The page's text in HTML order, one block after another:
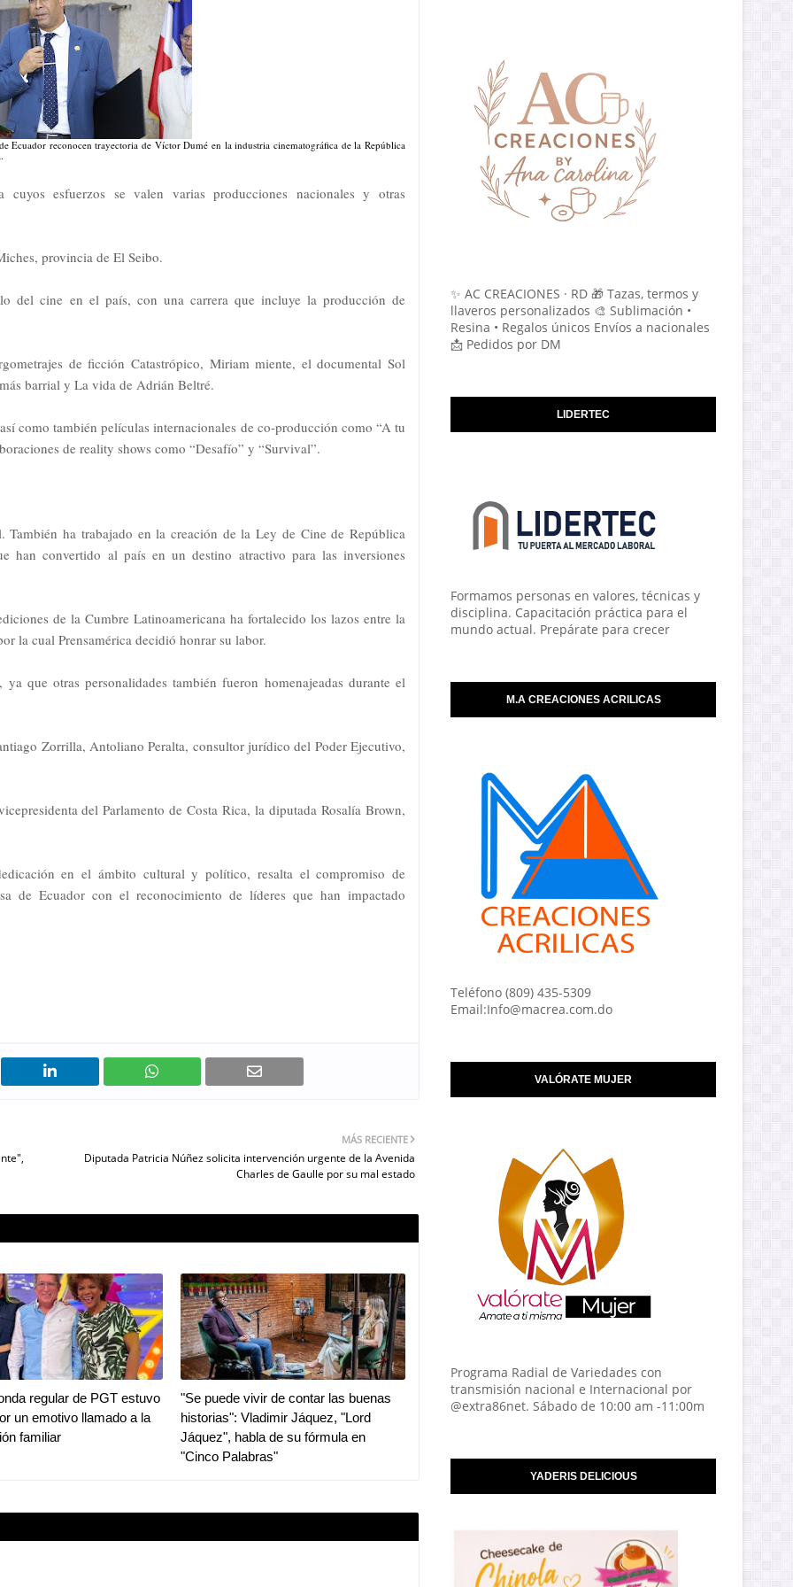
Ecuador reconocen trayectoria de Víctor Dumé en la industria cinematográfica de la República
esfuerzos se valen varias producciones nacionales y otras
provincia de El Seibo.
del cine en el país, con una carrera que incluye la producción de
de ficción Catastrópico, Miriam miente, el documental Sol
barrial y La vida de Adrián Beltré.
como también películas internacionales de co-producción como “A tu
de reality shows como “Desafío” y “Survival”.
ha trabajado en la creación de la Ley de Cine de República
han convertido al país en un destino atractivo para las inversiones
de la Cumbre Latinoamericana ha fortalecido los lazos entre la
la cual Prensamérica decidió honrar su labor.
que otras personalidades también fueron homenajeadas durante el
Zorrilla, Antoliano Peralta, consultor jurídico del Poder Ejecutivo,
del Parlamento de Costa Rica, la diputada Rosalía Brown,
en el ámbito cultural y político, resalta el compromiso de
de Ecuador con el reconocimiento de líderes que han impactado
MÁS RECIENTE
Diputada Patricia Núñez solicita intervención urgente de la Avenida
Charles de Gaulle por su mal estado
regular de PGT estuvo
un emotivo llamado a la
familiar
"Se puede vivir de contar las buenas
historias": Vladimir Jáquez, "Lord
Jáquez", habla de su fórmula en
"Cinco Palabras"
✨ AC CREACIONES · RD 🎁 Tazas, termos y
llaveros personalizados 🎨 Sublimación •
Resina • Regalos únicos Envíos a nacionales
📩 Pedidos por DM
LIDERTEC
Formamos personas en valores, técnicas y
disciplina. Capacitación práctica para el
mundo actual. Prepárate para crecer
M.A CREACIONES ACRILICAS
Teléfono (809) 435-5309
Email:Info@macrea.com.do
VALÓRATE MUJER
Programa Radial de Variedades con
transmisión nacional e Internacional por
@extra86net. Sábado de 10:00 am -11:00m
YADERIS DELICIOUS